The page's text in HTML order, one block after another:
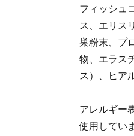
フィッシュ
ス、エリス
巣粉末、プ
物、エラス
ス）、ヒア
アレルギー
使用してい